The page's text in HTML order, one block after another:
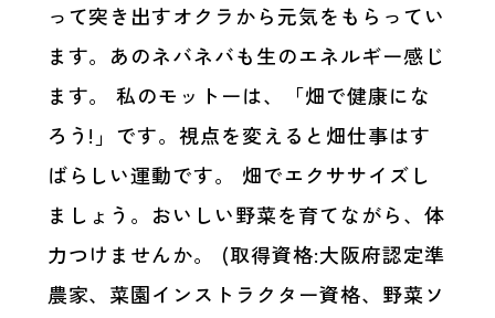
って突き出すオクラから元気をもらってい
ます。あのネバネバも生のエネルギー感じ
ます。 私のモットーは、「畑で健康にな
ろう!」です。視点を変えると畑仕事はす
ばらしい運動です。 畑でエクササイズし
ましょう。おいしい野菜を育てながら、体
力つけませんか。 (取得資格:大阪府認定準
農家、菜園インストラクター資格、野菜ソ